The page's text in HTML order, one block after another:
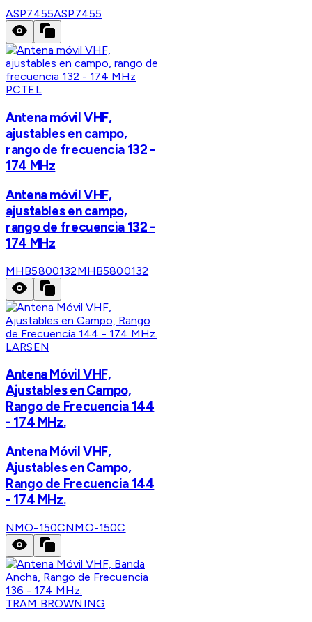
ASP7455ASP7455
PCTEL
Antena móvil VHF,
ajustables en campo,
rango de frecuencia 132 -
174 MHz
Antena móvil VHF,
ajustables en campo,
rango de frecuencia 132 -
174 MHz
MHB5800132MHB5800132
LARSEN
Antena Móvil VHF,
Ajustables en Campo,
Rango de Frecuencia 144
- 174 MHz.
Antena Móvil VHF,
Ajustables en Campo,
Rango de Frecuencia 144
- 174 MHz.
NMO-150CNMO-150C
TRAM BROWNING